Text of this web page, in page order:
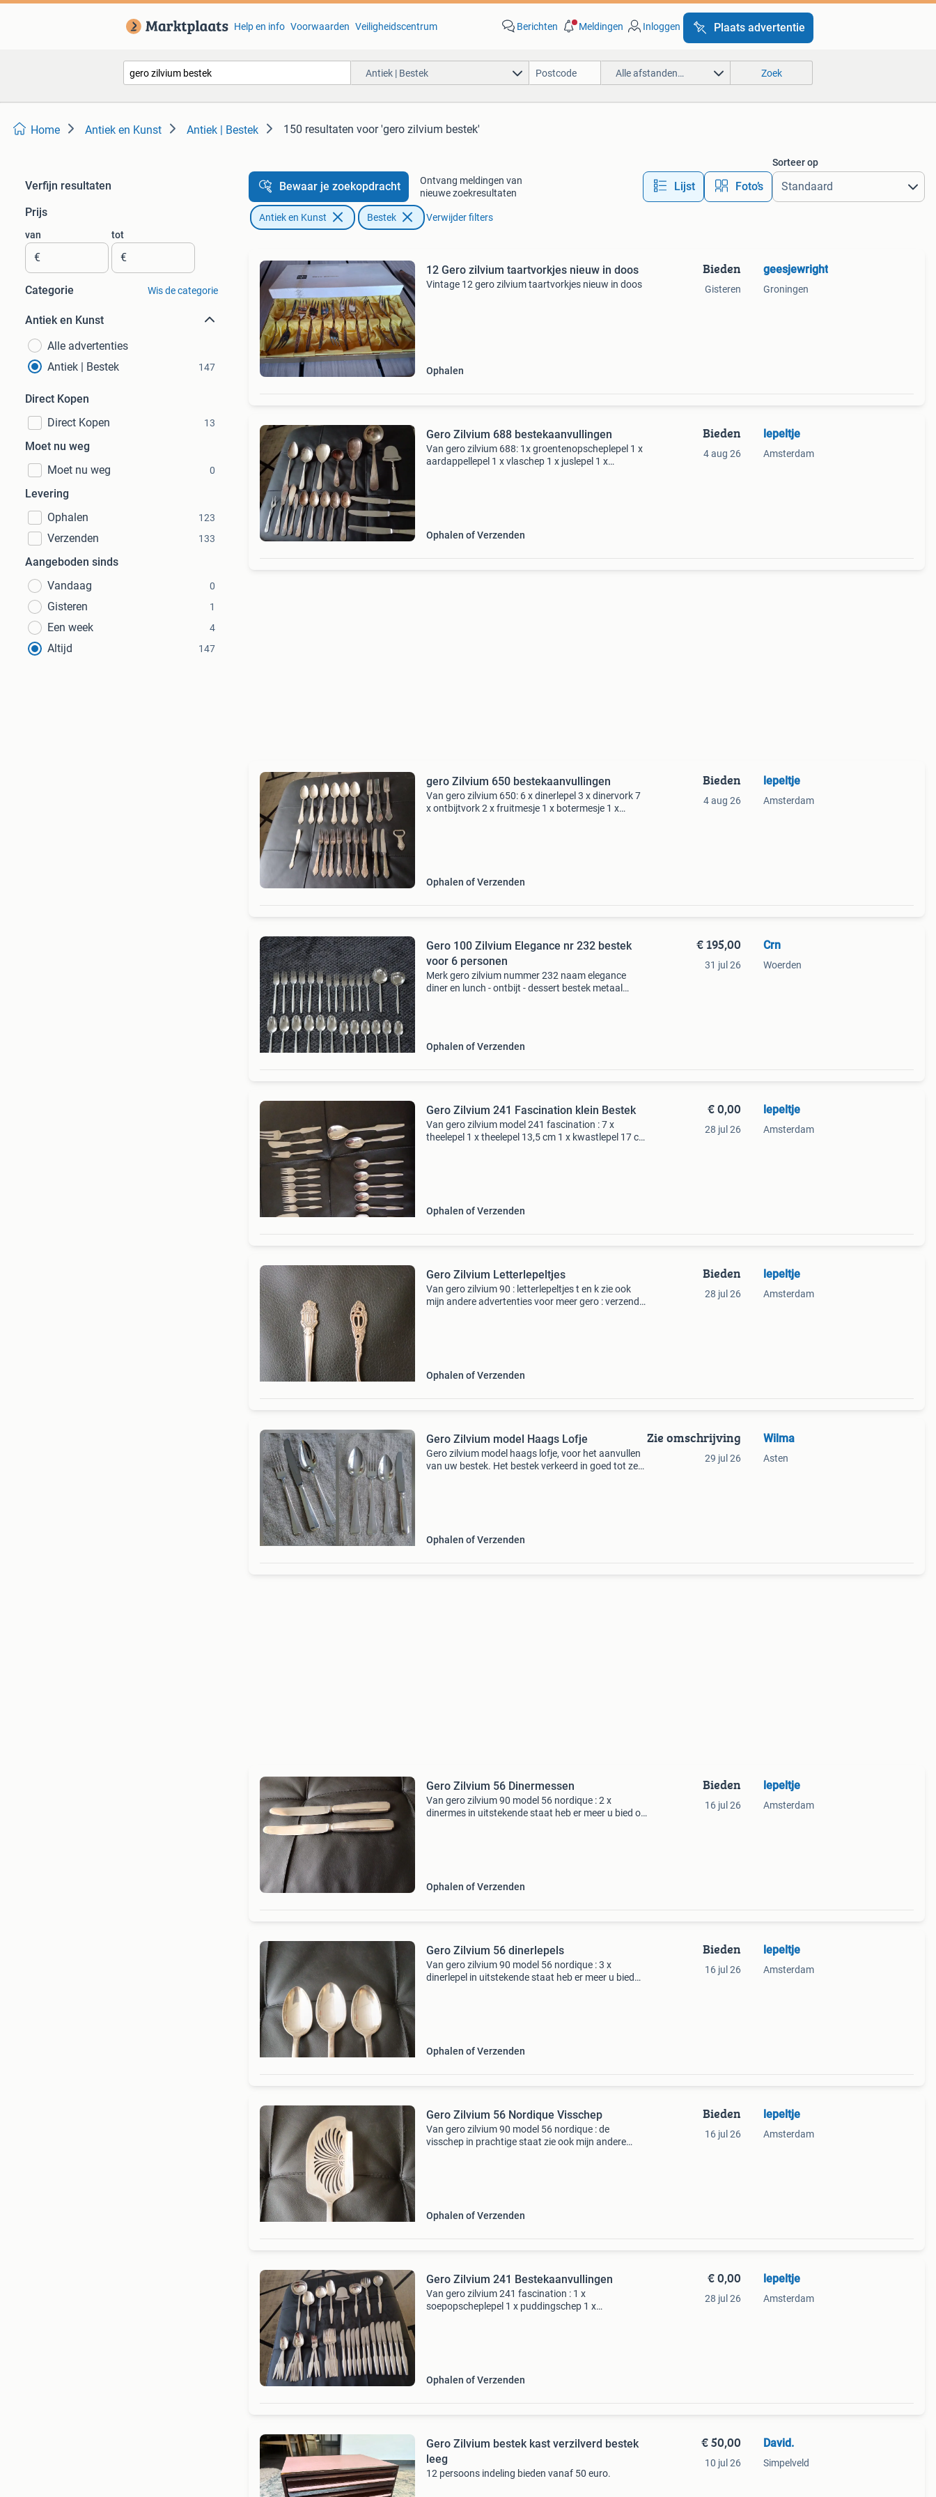
Help en info Voorwaarden Veiligheidscentrum Berichten Meldingen Inloggen Plaats advertentie
Antiek | Bestek Alle afstanden… Zoek
Home Antiek en Kunst Antiek | Bestek 150 resultaten voor 'gero zilvium bestek'
Verfijn resultaten
Prijs
van
€
tot
€
Categorie Wis de categorie
Antiek en Kunst
Alle advertenties
Antiek | Bestek
147
Direct Kopen
Direct Kopen
13
Moet nu weg
Moet nu weg
0
Levering
Ophalen
123
Verzenden 133
Aangeboden sinds
Vandaag
0
Gisteren 1
Een week 4
Altijd 147
Bewaar je zoekopdracht
Ontvang meldingen van
nieuwe zoekresultaten
Lijst Foto’s
Sorteer op
Antiek en Kunst Bestek Verwijder filters
12 Gero zilvium taartvorkjes nieuw in doos
Vintage 12 gero zilvium taartvorkjes nieuw in doos
Ophalen
Bieden
Gisteren
geesjewright
Groningen
Gero Zilvium 688 bestekaanvullingen
Van gero zilvium 688: 1x groentenopscheplepel 1 x
aardappellepel 1 x vlaschep 1 x juslepel 1 x
Ophalen of Verzenden
Bieden
4 aug 26
lepeltje
Amsterdam
gero Zilvium 650 bestekaanvullingen
Van gero zilvium 650: 6 x dinerlepel 3 x dinervork 7
x ontbijtvork 2 x fruitmesje 1 x botermesje 1 x
Ophalen of Verzenden
Bieden
4 aug 26
lepeltje
Amsterdam
Gero 100 Zilvium Elegance nr 232 bestek
voor 6 personen
Merk gero zilvium nummer 232 naam elegance
diner en lunch - ontbijt - dessert bestek metaal
Ophalen of Verzenden
€ 195,00
31 jul 26
Crn
Woerden
Gero Zilvium 241 Fascination klein Bestek
Van gero zilvium model 241 fascination : 7 x
theelepel 1 x theelepel 13,5 cm 1 x kwastlepel 17 cm
Ophalen of Verzenden
€ 0,00
28 jul 26
lepeltje
Amsterdam
Gero Zilvium Letterlepeltjes
Van gero zilvium 90 : letterlepeltjes t en k zie ook
mijn andere advertenties voor meer gero : verzend
Ophalen of Verzenden
Bieden
28 jul 26
lepeltje
Amsterdam
Gero Zilvium model Haags Lofje
Gero zilvium model haags lofje, voor het aanvullen
van uw bestek. Het bestek verkeerd in goed tot zeer
Ophalen of Verzenden
Zie omschrijving
29 jul 26
Wilma
Asten
Gero Zilvium 56 Dinermessen
Van gero zilvium 90 model 56 nordique : 2 x
dinermes in uitstekende staat heb er meer u bied op
Ophalen of Verzenden
Bieden
16 jul 26
lepeltje
Amsterdam
Gero Zilvium 56 dinerlepels
Van gero zilvium 90 model 56 nordique : 3 x
dinerlepel in uitstekende staat heb er meer u bied
Ophalen of Verzenden
Bieden
16 jul 26
lepeltje
Amsterdam
Gero Zilvium 56 Nordique Visschep
Van gero zilvium 90 model 56 nordique : de
visschep in prachtige staat zie ook mijn andere
Ophalen of Verzenden
Bieden
16 jul 26
lepeltje
Amsterdam
Gero Zilvium 241 Bestekaanvullingen
Van gero zilvium 241 fascination : 1 x
soepopscheplepel 1 x puddingschep 1 x
Ophalen of Verzenden
€ 0,00
28 jul 26
lepeltje
Amsterdam
Gero Zilvium bestek kast verzilverd bestek
leeg
12 persoons indeling bieden vanaf 50 euro.
€ 50,00
10 jul 26
David.
Simpelveld